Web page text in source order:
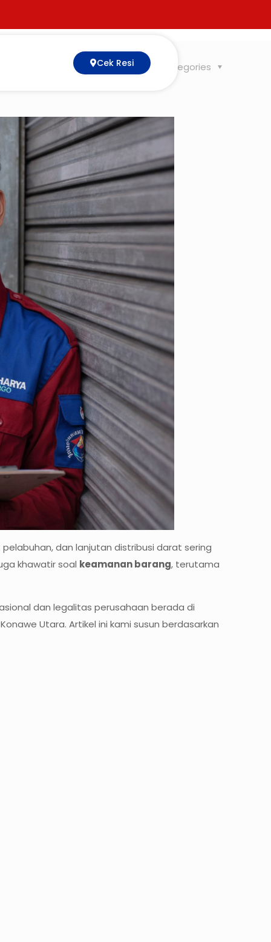
Cek Resi Categories
Tags
dan lanjutan distribusi darat sering
khawatir soal keamanan barang, terutama
dan legalitas perusahaan berada di
Utara. Artikel ini kami susun berdasarkan